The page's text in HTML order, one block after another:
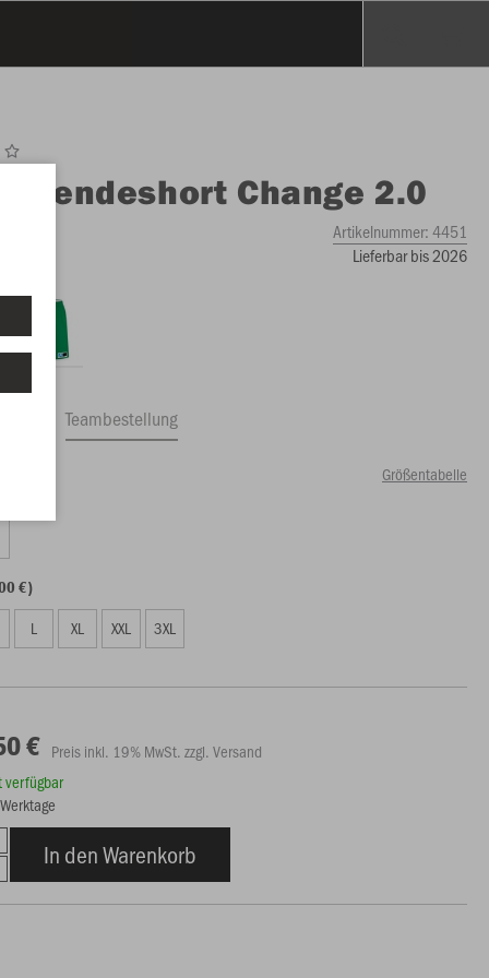
Wendeshort Change 2.0
Artikelnummer:4451
Lieferbar bis 2026
Teambestellung
Größentabelle
€)
L XL XXL 3XL
€ Preis inkl. 19% MwSt. zzgl. Versand
verfügbar
In den Warenkorb